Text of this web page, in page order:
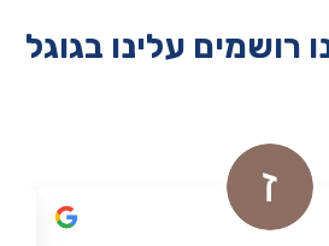
רושמים עלינו בגוגל